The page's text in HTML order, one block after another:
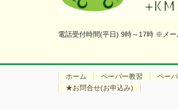
電話受付時間(平日) 9時～17時 ※メ
ホーム ペーパー教習 ペー
★お問合せ(お申込み)